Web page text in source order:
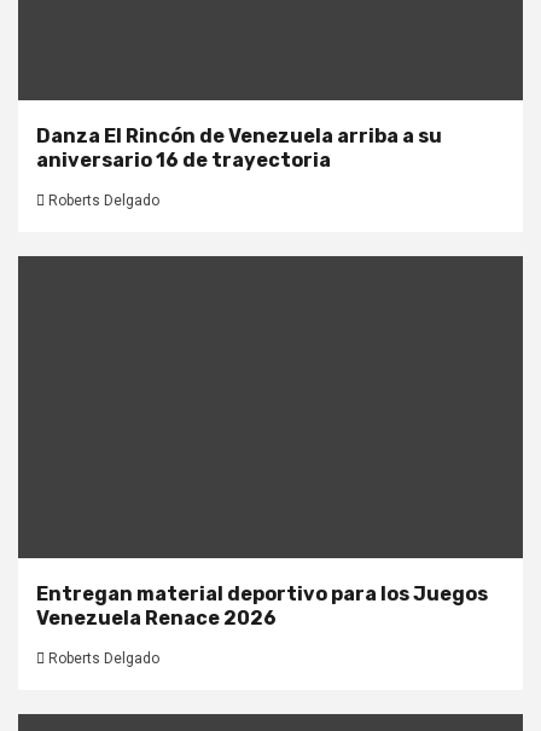
Danza El Rincón de Venezuela arriba a su
aniversario 16 de trayectoria
Roberts Delgado
Entregan material deportivo para los Juegos
Venezuela Renace 2026
Roberts Delgado